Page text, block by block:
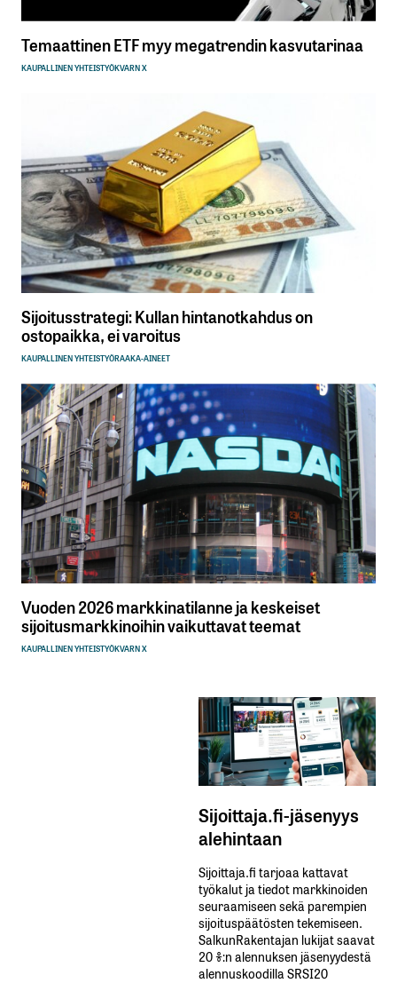
Temaattinen ETF myy megatrendin kasvutarinaa
KAUPALLINEN YHTEISTYÖKVARN X
Sijoitusstrategi: Kullan hintanotkahdus on
ostopaikka, ei varoitus
KAUPALLINEN YHTEISTYÖRAAKA-AINEET
Vuoden 2026 markkinatilanne ja keskeiset
sijoitusmarkkinoihin vaikuttavat teemat
KAUPALLINEN YHTEISTYÖKVARN X
Sijoittaja.fi-jäsenyys
alehintaan
Sijoittaja.fi tarjoaa kattavat
työkalut ja tiedot markkinoiden
seuraamiseen sekä parempien
sijoituspäätösten tekemiseen.
SalkunRakentajan lukijat saavat
20 %:n alennuksen jäsenyydestä
alennuskoodilla SRSI20